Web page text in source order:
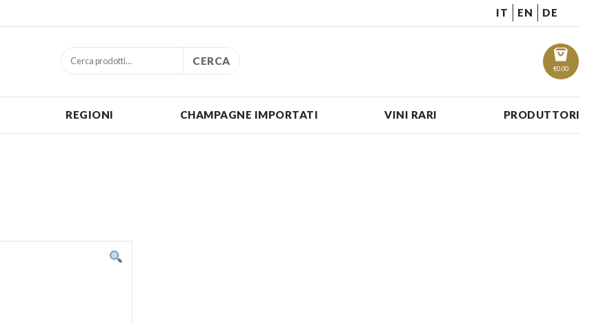
IT EN DE
€0.00
CERCA
REGIONI CHAMPAGNE IMPORTATI VINI RARI PRODUTTORI